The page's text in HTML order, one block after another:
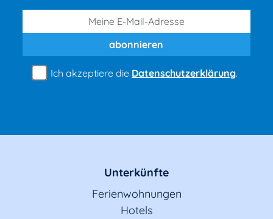
abonnieren
Ich akzeptiere die Datenschutzerklärung.
Unterkünfte
Ferienwohnungen
Hotels